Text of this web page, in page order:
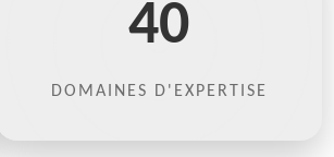
40
DOMAINES D'EXPERTISE